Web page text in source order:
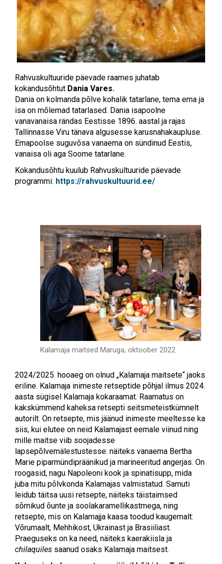
Rahvuskultuuride päevade raames juhatab
kokandusõhtut Dania Vares.
Dania on kolmanda põlve kohalik tatarlane, tema ema ja
isa on mõlemad tatarlased. Dania isapoolne
vanavanaisa rändas Eestisse 1896. aastal ja rajas
Tallinnasse Viru tänava algusesse karusnahakaupluse.
Emapoolse suguvõsa vanaema on sündinud Eestis,
vanaisa oli aga Soome tatarlane.
Kokandusõhtu kuulub Rahvuskultuuride päevade
programmi: https://rahvuskultuurid.ee/
Kalamaja maitsed Maruga, oktoober 2022
2024/2025. hooaeg on olnud „Kalamaja maitsete“ jaoks
eriline. Kalamaja inimeste retseptide põhjal ilmus 2024.
aasta sügisel Kalamaja kokaraamat. Raamatus on
kakskümmend kaheksa retsepti seitsmeteistkümnelt
autorilt. On retsepte, mis jäänud inimeste meeltesse ka
siis, kui elutee on neid Kalamajast eemale viinud ning
mille maitse viib soojadesse
lapsepõlvemälestustesse: näiteks vanaema Bertha
Marie piparmündipräänikud ja marineeritud angerjas. On
roogasid, nagu Napoleoni kook ja spinatisupp, mida
juba mitu põlvkonda Kalamajas valmistatud. Samuti
leidub täitsa uusi retsepte, näiteks täistaimsed
sõrnikud õunte ja soolakaramellikastmega, ning
retsepte, mis on Kalamajja kaasa toodud kaugemalt:
Võrumaalt, Mehhikost, Ukrainast ja Brasiiliast.
Praeguseks on ka need, näiteks kaerakiisla ja
chilaquiles saanud osaks Kalamaja maitsest.